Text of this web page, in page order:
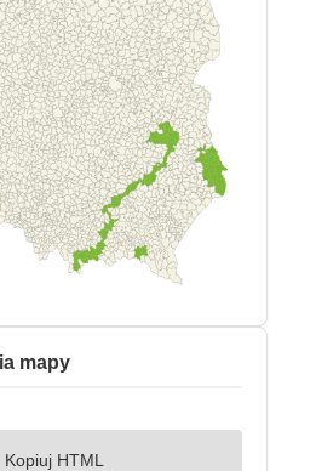
mapy
Kopiuj HTML